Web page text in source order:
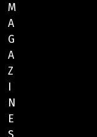
M
A
G
A
Z
I
N
E